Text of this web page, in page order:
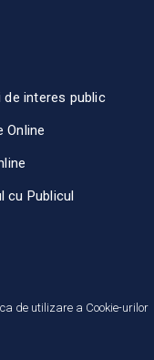
interes public
Online
cu Publicul
de utilizare a Cookie-urilor